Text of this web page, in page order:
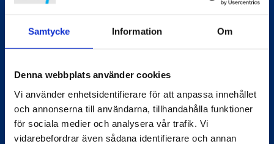
Samtycke Information Om
Denna webbplats använder cookies
Vi använder enhetsidentifierare för att anpassa innehållet
och annonserna till användarna, tillhandahålla funktioner
för sociala medier och analysera vår trafik. Vi
vidarebefordrar även sådana identifierare och annan
dokument
E-
post